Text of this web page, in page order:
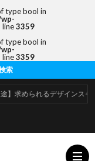
type bool in
line3359
type bool in
line3359
られるデザインスキルの違